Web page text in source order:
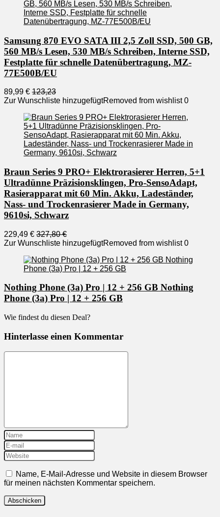
Samsung 870 EVO SATA III 2,5 Zoll SSD, 500 GB,
560 MB/s Lesen, 530 MB/s Schreiben, Interne SSD,
Festplatte für schnelle Datenübertragung, MZ-
77E500B/EU
89,99 € 123,23
Zur Wunschliste hinzugefügtRemoved from wishlist 0
Braun Series 9 PRO+ Elektrorasierer Herren, 5+1
Ultradünne Präzisionsklingen, Pro-SensoAdapt,
Rasierapparat mit 60 Min. Akku, Ladeständer,
Nass- und Trockenrasierer Made in Germany,
9610si, Schwarz
229,49 € 327,80 €
Zur Wunschliste hinzugefügtRemoved from wishlist 0
Nothing Phone (3a) Pro | 12 + 256 GB Nothing
Phone (3a) Pro | 12 + 256 GB
Wie findest du diesen Deal?
Hinterlasse einen Kommentar
Name, E-Mail-Adresse und Website in diesem Browser
für meinen nächsten Kommentar speichern.